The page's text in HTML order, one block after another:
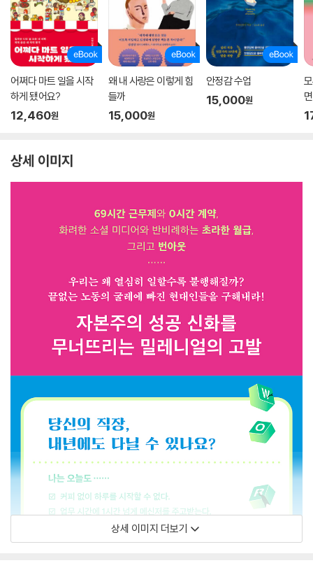
어쩌다 마트 일을 시작
하게 됐어요?
12,460원
왜 내 사랑은 이렇게 힘
들까
15,000원
안정감 수업
15,000원
면
상세 이미지
상세 이미지 더보기